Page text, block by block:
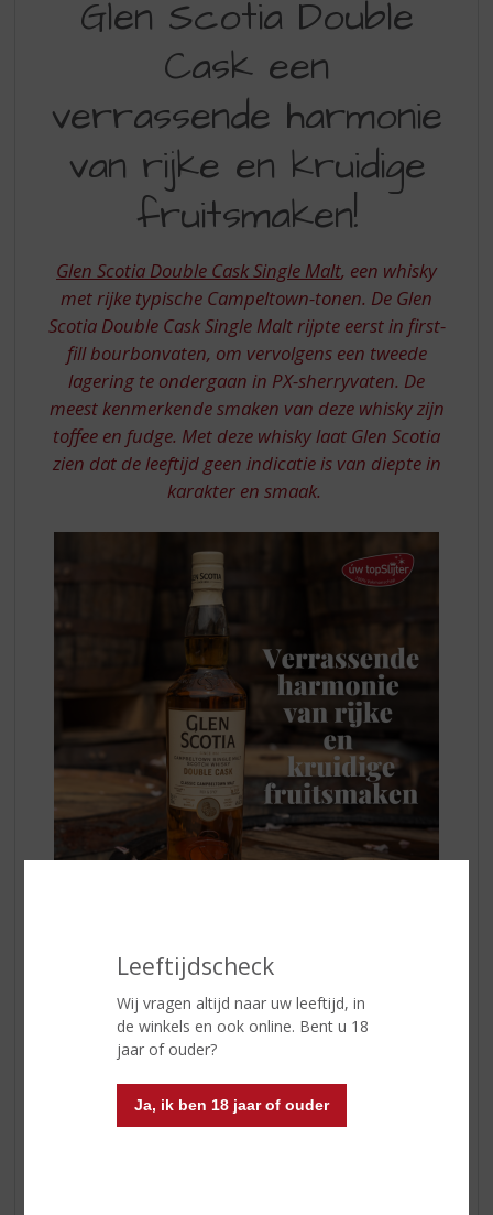
Leeftijdscheck
Wij vragen altijd naar uw leeftijd, in
de winkels en ook online. Bent u 18
jaar of ouder?
Ja, ik ben 18 jaar of ouder
SCOTIA
VERRASSENDE
HARMONIE
EN
KRUIDIGE
FRUITSMAKEN
Glen Scotia Double
Cask een
verrassende harmonie
van rijke en kruidige
fruitsmaken!
Glen Scotia Double Cask Single Malt, een whisky
met rijke typische Campeltown-tonen. De Glen
Scotia Double Cask Single Malt rijpte eerst in first-
fill bourbonvaten, om vervolgens een tweede
lagering te ondergaan in PX-sherryvaten. De
meest kenmerkende smaken van deze whisky zijn
toffee en fudge. Met deze whisky laat Glen Scotia
zien dat de leeftijd geen indicatie is van diepte in
karakter en smaak.
Glen Scotia werd geboren in een klein stadje aan de
westkust van Schotland, dat de Victoriaanse
whiskyhoofdstad van de wereld zou worden.
Campbeltown kenmerkt zich door haar standvastige en
Double Cask Single Maltis een uitstekende keuze voor